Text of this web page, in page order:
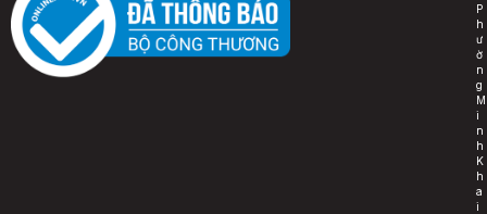
P
h
ư
ờ
n
g
M
i
n
h
K
h
a
i